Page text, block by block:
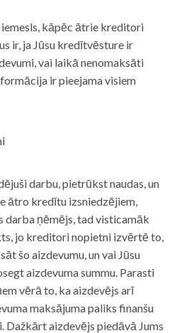
kāpēc ātrie kreditori
ir, ja Jūsu kredītvēsture ir
vai laikā nenomaksāti
ir pieejama visiem
darbu, pietrūkst naudas, un
ātro kredītu izsniedzējiem,
darba ņēmējs, tad visticamāk
jo kreditori nopietni izvērtē to,
šo aizdevumu, un vai Jūsu
aizdevuma summu. Parasti
vērā to, ka aizdevējs arī
maksājuma paliks finanšu
Dažkārt aizdevējs piedāvā Jums